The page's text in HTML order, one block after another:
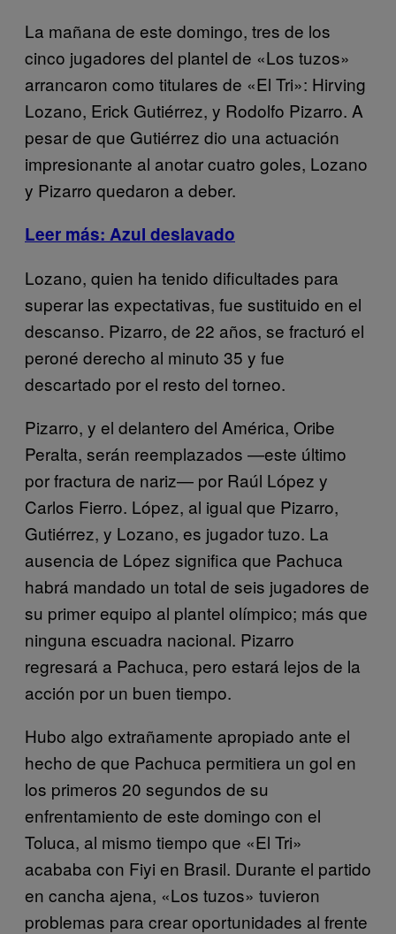
La mañana de este domingo, tres de los
cinco jugadores del plantel de «Los tuzos»
arrancaron como titulares de «El Tri»: Hirving
Lozano, Erick Gutiérrez, y Rodolfo Pizarro. A
pesar de que Gutiérrez dio una actuación
impresionante al anotar cuatro goles, Lozano
y Pizarro quedaron a deber.
Leer más: Azul deslavado
Lozano, quien ha tenido dificultades para
superar las expectativas, fue sustituido en el
descanso. Pizarro, de 22 años, se fracturó el
peroné derecho al minuto 35 y fue
descartado por el resto del torneo.
Pizarro, y el delantero del América, Oribe
Peralta, serán reemplazados —este último
por fractura de nariz— por Raúl López y
Carlos Fierro. López, al igual que Pizarro,
Gutiérrez, y Lozano, es jugador tuzo. La
ausencia de López significa que Pachuca
habrá mandado un total de seis jugadores de
su primer equipo al plantel olímpico; más que
ninguna escuadra nacional. Pizarro
regresará a Pachuca, pero estará lejos de la
acción por un buen tiempo.
Hubo algo extrañamente apropiado ante el
hecho de que Pachuca permitiera un gol en
los primeros 20 segundos de su
enfrentamiento de este domingo con el
Toluca, al mismo tiempo que «El Tri»
acababa con Fiyi en Brasil. Durante el partido
en cancha ajena, «Los tuzos» tuvieron
problemas para crear oportunidades al frente